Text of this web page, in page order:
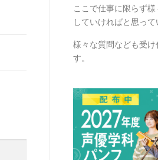
ここで仕事に限らず
していければと思って
様々な質問なども受け
す。